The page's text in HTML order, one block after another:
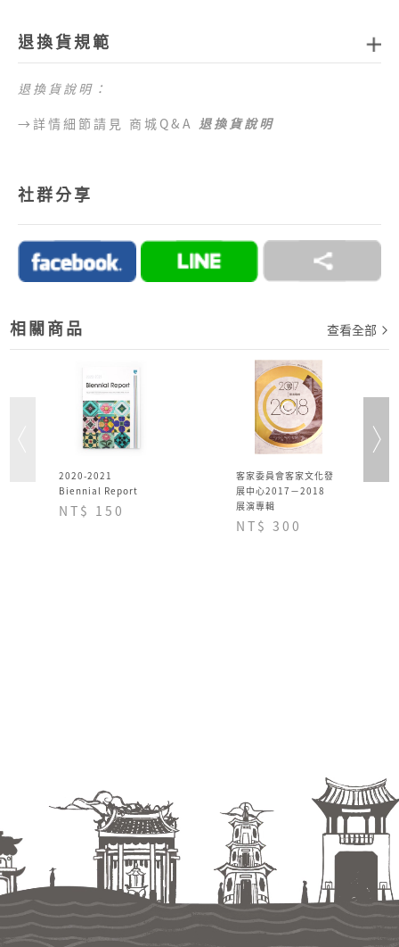
1.全站消費滿新臺幣
區 （澎湖、金門、馬祖、綠島、蘭嶼、小琉球等地
區）及海外地區暫不提供配送服務，敬請見諒。
ATM、ATM櫃台機、超商代碼繳費。
→詳情細節請見 商城Q&A購物說明
退換貨規範
退換貨說明：
→詳情細節請見 商城Q&A 退換貨說明
社群分享
相關商品 查看全部
2020-2021
Biennial Report
NT$ 150
客家委員會客家文化發
展中心2017－2018
展演專輯
NT$ 300